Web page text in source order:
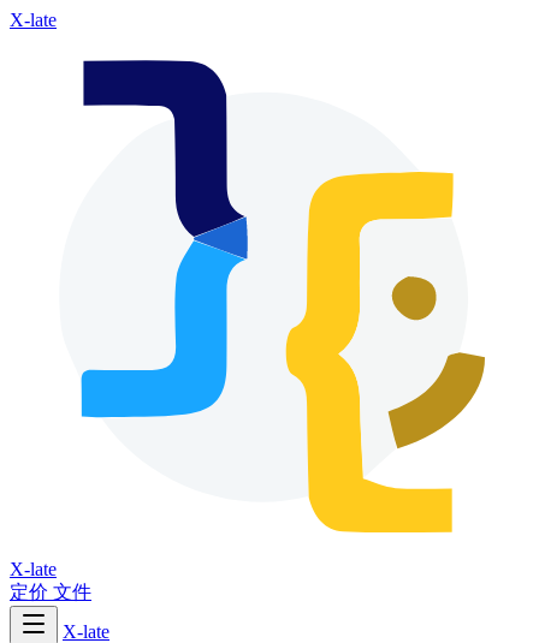
X-late
X-late
定价 文件
X-late